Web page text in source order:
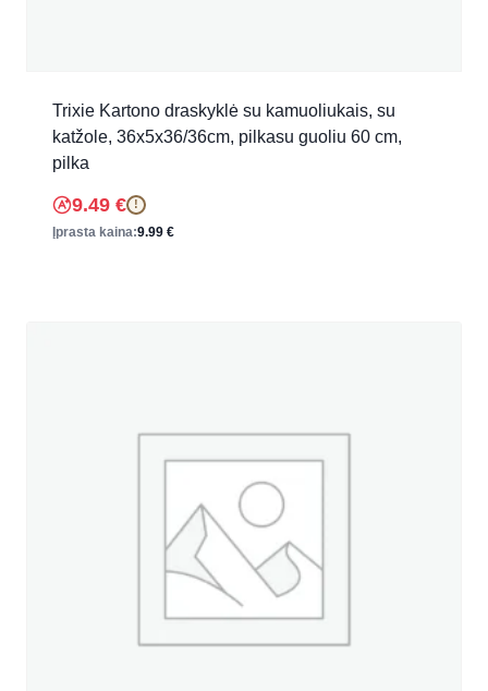
Trixie Kartono draskyklė su kamuoliukais, su
katžole, 36x5x36/36cm, pilkasu guoliu 60 cm,
pilka
9.49 € !
Įprasta kaina:9.99 €